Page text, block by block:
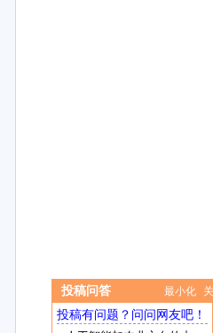
投稿问答 最小化
投稿有问题？问问网友吧！